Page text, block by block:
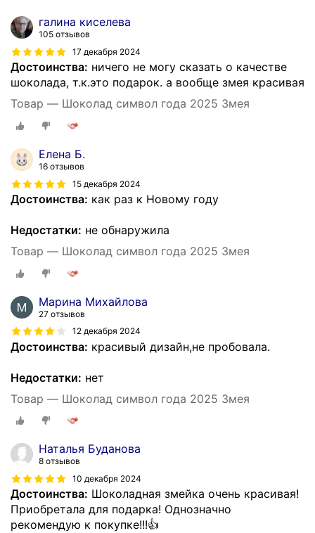
галина киселева
105 отзывов
17 декабря 2024
Достоинства: ничего не могу сказать о качестве
шоколада, т.к.это подарок. а вообще змея красивая
Товар — Шоколад символ года 2025 Змея
Елена Б.
16 отзывов
15 декабря 2024
Достоинства: как раз к Новому году
Недостатки: не обнаружила
Товар — Шоколад символ года 2025 Змея
Марина Михайлова
27 отзывов
12 декабря 2024
Достоинства: красивый дизайн,не пробовала.
Недостатки: нет
Товар — Шоколад символ года 2025 Змея
Наталья Буданова
8 отзывов
10 декабря 2024
Достоинства: Шоколадная змейка очень красивая!
Приобретала для подарка! Однозначно
рекомендую к покупке!!!👍